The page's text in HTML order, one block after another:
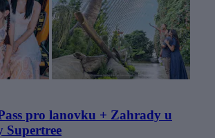
pro lanovku + Zahrady u
Supertree